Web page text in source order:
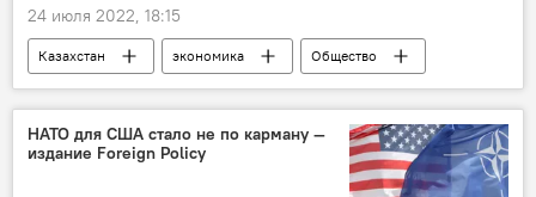
24 июля 2022, 18:15
Казахстан экономика
Общество
дорога
ситуация
НАТО для США стало не по карману —
издание Foreign Policy